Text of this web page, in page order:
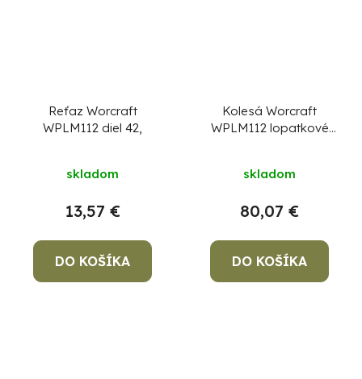
Reťaz Worcraft
WPLM112 diel 42,
skladom
13,57 €
DO KOŠÍKA
Kolesá Worcraft
WPLM112 lopatkové
skladom
80,07 €
DO KOŠÍKA